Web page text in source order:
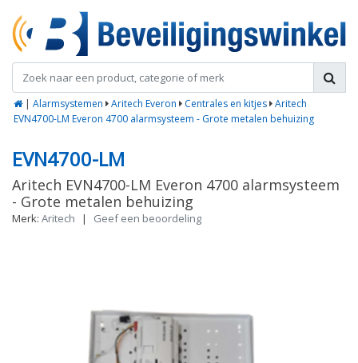
| Alarmsystemen Aritech Everon Centrales en kitjes Aritech
EVN4700-LM Everon 4700 alarmsysteem - Grote metalen behuizing
EVN4700-LM
Aritech EVN4700-LM Everon 4700 alarmsysteem
- Grote metalen behuizing
Merk: Aritech | Geef een beoordeling